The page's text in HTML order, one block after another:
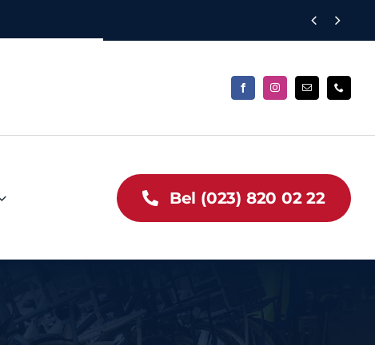
 
Bel (023) 820 02 22